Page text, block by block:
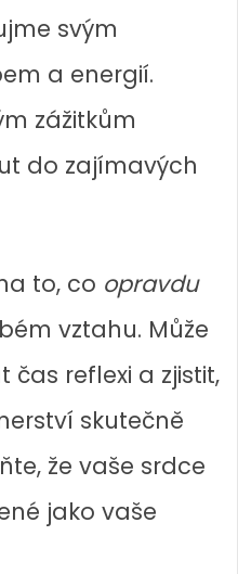
svým
a energií.
zážitkům
do zajímavých
to, co opravdu
vztahu. Může
čas reflexi a zjistit,
skutečně
že vaše srdce
jako vaše